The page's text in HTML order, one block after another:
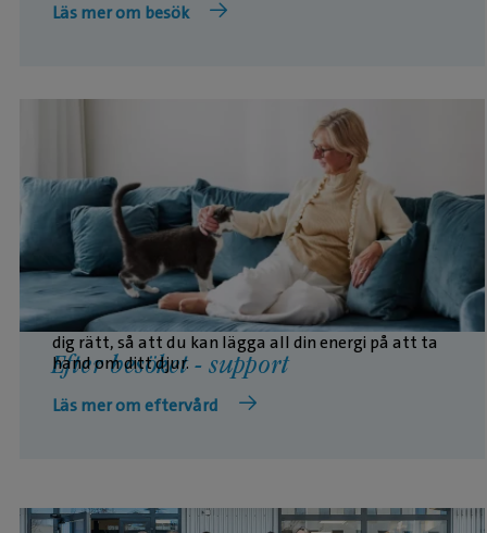
Läs mer om besök
Efter besöket - support
När besöket är över kan det fortfarande finnas
frågor eller funderingar. Vi finns här för att guida
dig rätt, så att du kan lägga all din energi på att ta
hand om ditt djur.
Läs mer om eftervård